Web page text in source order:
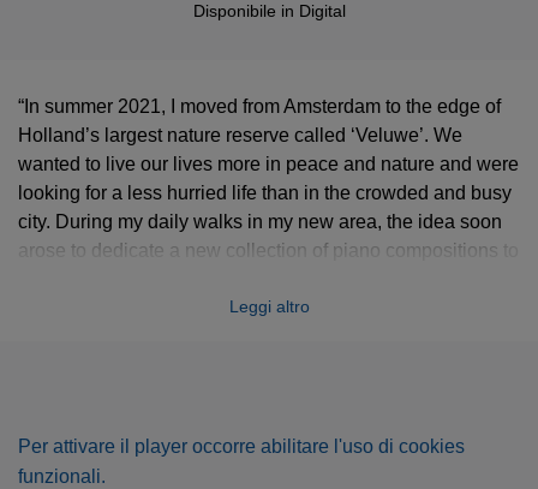
Disponibile in Digital
“In summer 2021, I moved from Amsterdam to the edge of
Holland’s largest nature reserve called ‘Veluwe’. We
wanted to live our lives more in peace and nature and were
looking for a less hurried life than in the crowded and busy
city. During my daily walks in my new area, the idea soon
arose to dedicate a new collection of piano compositions to
a certain way which I’m always experiencing during my
music a certain imagination, such as; a lointain, cédez,
calme…. I often improvised further in this atmosphere
Leggi altro
Per attivare il player occorre abilitare l'uso di cookies
funzionali.